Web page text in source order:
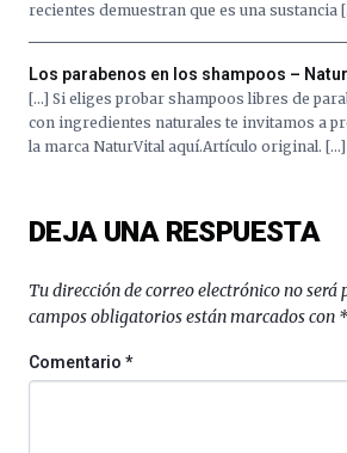
recientes demuestran que es una sustancia
Los parabenos en los shampoos –
[…] Si eliges probar shampoos libres de
con ingredientes naturales te invitamos a
la marca NaturVital aquí.Artículo original. […]
DEJA UNA RESPUESTA
Tu dirección de correo electrónico no será
campos obligatorios están marcados con
Comentario*